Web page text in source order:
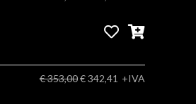
€ 353,00€ 342,41 +IVA